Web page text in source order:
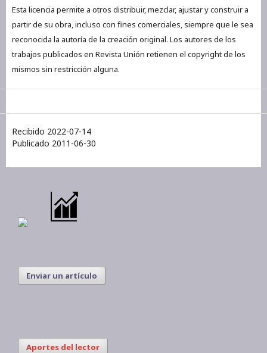
Esta licencia permite a otros distribuir, mezclar, ajustar y construir a
partir de su obra, incluso con fines comerciales, siempre que le sea
reconocida la autoría de la creación original. Los autores de los
trabajos publicados en Revista Unión retienen el copyright de los
mismos sin restricción alguna.
Recibido 2022-07-14
Publicado 2011-06-30
Enviar un artículo
Aportes del lector